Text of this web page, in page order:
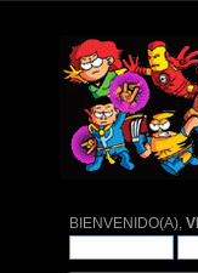
BIENVENIDO(A),